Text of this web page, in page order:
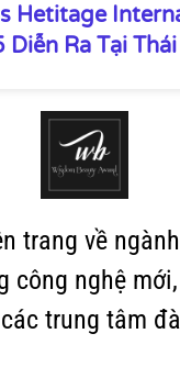
Hetitage
Diễn Ra Tại
trang về
công nghệ
trung tâm